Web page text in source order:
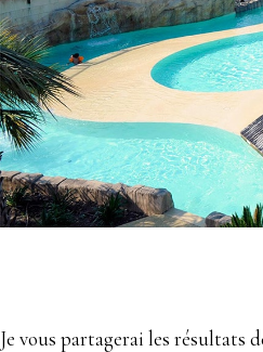
Je vous partagerai les résultats